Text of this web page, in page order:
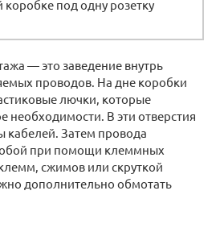
под одну розетку
— это заведение внутрь
проводов. На дне коробки
лючки, которые
необходимости. В эти отверстия
кабелей. Затем провода
при помощи клеммных
сжимов или скруткой
дополнительно обмотать